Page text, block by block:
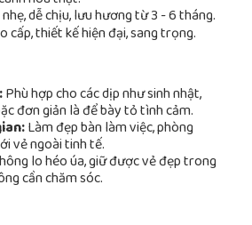
dễ chịu, lưu hương từ 3 - 6 tháng.
cấp, thiết kế hiện đại, sang trọng.
Phù hợp cho các dịp như sinh nhật,
đơn giản là để bày tỏ tình cảm.
Làm đẹp bàn làm việc, phòng
vẻ ngoài tinh tế.
lo héo úa, giữ được vẻ đẹp trong
cần chăm sóc.